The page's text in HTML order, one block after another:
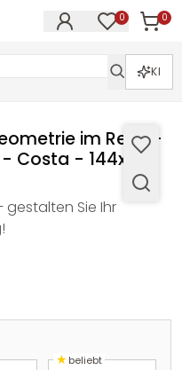
0 0
KI
im Retro-
Costa - 144x192
gestalten Sie Ihr
★beliebt